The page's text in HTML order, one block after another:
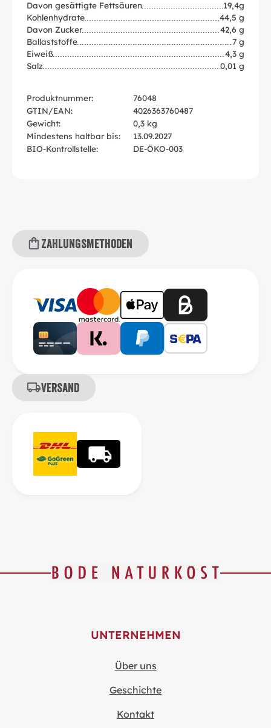
Davon gesättigte Fettsäuren
19,4g
Kohlenhydrate
44,5 g
Davon Zucker
42,6 g
Ballaststoffe
7 g
Eiweiß
4,3 g
Salz
0,01 g
Produktnummer:
76048
GTIN/EAN:
4026363760487
Gewicht:
0,3 kg
Mindestens haltbar bis:
13.09.2027
BIO-Kontrollstelle:
DE-ÖKO-003
Zahlungsmethoden
Versand
UNTERNEHMEN
Über uns
Geschichte
Kontakt